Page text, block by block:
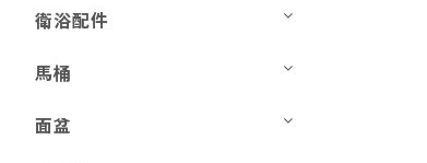
衛浴配件
馬桶
面盆